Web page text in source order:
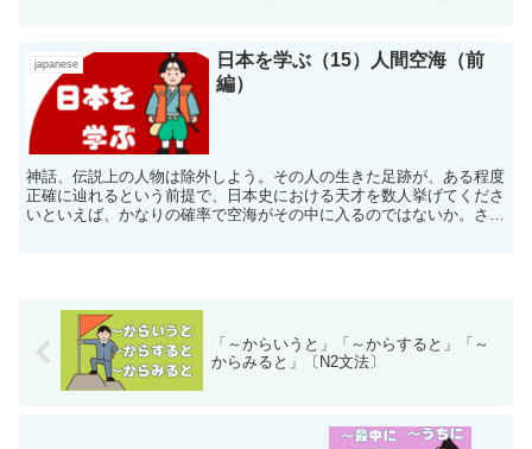
japanese
日本を学ぶ（15）人間空海（前
編）
神話、伝説上の人物は除外しよう。その人の生きた足跡が、ある程度
正確に辿れるという前提で、日本史における天才を数人挙げてくださ
いといえば、かなりの確率で空海がその中に入るのではないか。さら
「～からいうと」「～からすると」「～
からみると」〔N2文法〕